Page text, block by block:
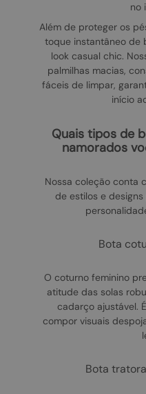
no
Além de proteger os
toque instantâneo de
look casual chic.
palmilhas macias,
fáceis de limpar,
início
quais tipos de botas para o dia dos
namorados
Nossa coleção conta
de estilos e
bota
O coturno feminino
atitude das solas
cadarço ajustável.
compor visuais
bota